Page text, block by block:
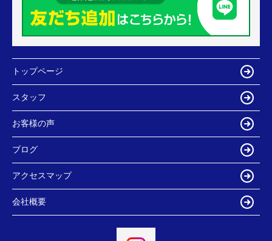
トップページ
スタッフ
お客様の声
ブログ
アクセスマップ
会社概要